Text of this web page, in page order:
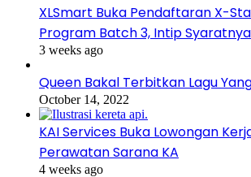
XLSmart Buka Pendaftaran X-
Program Batch 3, Intip Syaratnya
3 weeks ago
Queen Bakal Terbitkan Lagu
October 14, 2022
KAI Services Buka Lowongan
Perawatan Sarana KA
4 weeks ago